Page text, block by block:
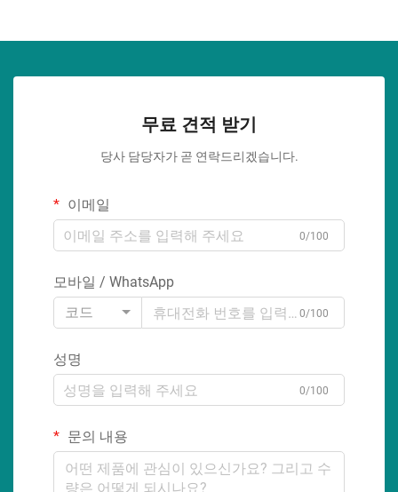
무료 견적 받기
당사 담당자가 곧 연락드리겠습니다.
이메일
0/100
모바일 / WhatsApp
코드
0/100
성명
0/100
문의 내용